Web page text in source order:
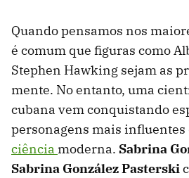
Quando pensamos nos
é comum que figuras como
Stephen Hawking sejam as
mente. No entanto, uma
cubana vem conquistando
personagens mais influentes
ciência moderna. Sabrina
Sabrina González Pasterski